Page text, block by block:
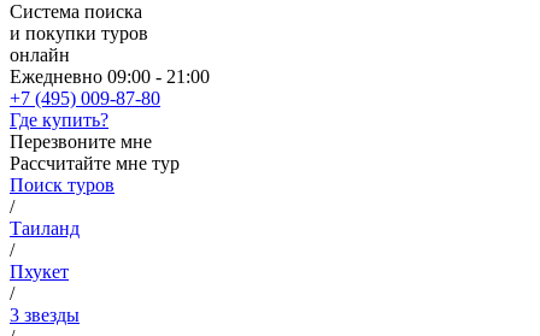
Система поиска
и покупки туров
онлайн
Ежедневно 09:00 - 21:00
+7 (495) 009-87-80
Где купить?
Перезвоните мне
Рассчитайте мне тур
Поиск туров
/
Таиланд
/
Пхукет
/
3 звезды